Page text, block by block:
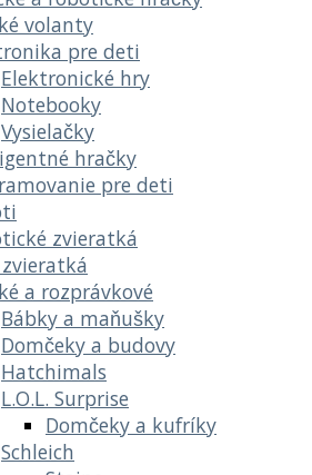
volanty
pre deti
Elektronické hry
Notebooky
Vysielačky
hračky
pre deti
zvieratká
a rozprávkové
Bábky a maňušky
Domčeky a budovy
Hatchimals
L.O.L. Surprise
Domčeky a kufríky
Schleich